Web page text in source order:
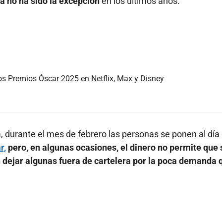
Premios Óscar 2025 en Netflix, Max y Disney
el mes de febrero las personas se ponen al día
pero, en algunas ocasiones, el dinero no permite que
algunas fuera de cartelera por la poca demanda